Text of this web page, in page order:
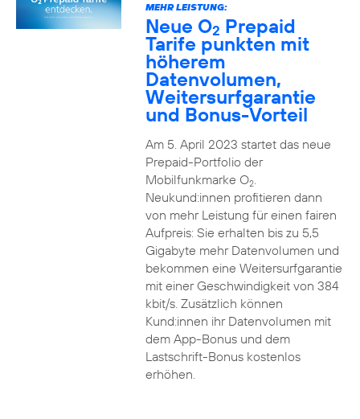
MEHR LEISTUNG:
Neue O2 Prepaid
Tarife punkten mit
höherem
Datenvolumen,
Weitersurfgarantie
und Bonus-Vorteil
Am 5. April 2023 startet das neue
Prepaid-Portfolio der
Mobilfunkmarke O2.
Neukund:innen profitieren dann
von mehr Leistung für einen fairen
Aufpreis: Sie erhalten bis zu 5,5
Gigabyte mehr Datenvolumen und
bekommen eine Weitersurfgarantie
mit einer Geschwindigkeit von 384
kbit/s. Zusätzlich können
Kund:innen ihr Datenvolumen mit
dem App-Bonus und dem
Lastschrift-Bonus kostenlos
erhöhen.